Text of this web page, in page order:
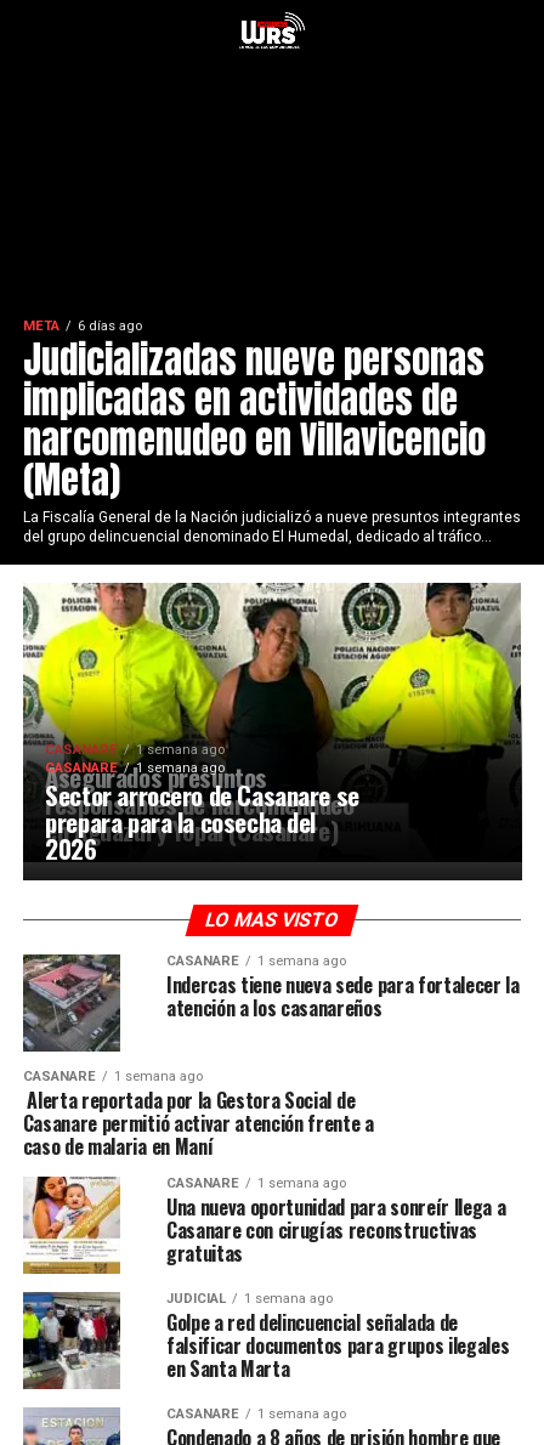
META 6 días ago
Judicializadas nueve personas
implicadas en actividades de
narcomenudeo en Villavicencio
(Meta)
La Fiscalía General de la Nación judicializó a nueve presuntos integrantes
del grupo delincuencial denominado El Humedal, dedicado al tráfico...
CASANARE 1 semana ago
Asegurados presuntos
responsables de narcomenudeo
en Aguazul y Yopal (Casanare)
CASANARE 1 semana ago
Sector arrocero de Casanare se
prepara para la cosecha del
2026
LO MAS VISTO
CASANARE 1 semana ago
Indercas tiene nueva sede para fortalecer la
atención a los casanareños
CASANARE 1 semana ago
Alerta reportada por la Gestora Social de
Casanare permitió activar atención frente a
caso de malaria en Maní
CASANARE 1 semana ago
Una nueva oportunidad para sonreír llega a
Casanare con cirugías reconstructivas
gratuitas
JUDICIAL 1 semana ago
Golpe a red delincuencial señalada de
falsificar documentos para grupos ilegales
en Santa Marta
CASANARE 1 semana ago
Condenado a 8 años de prisión hombre que